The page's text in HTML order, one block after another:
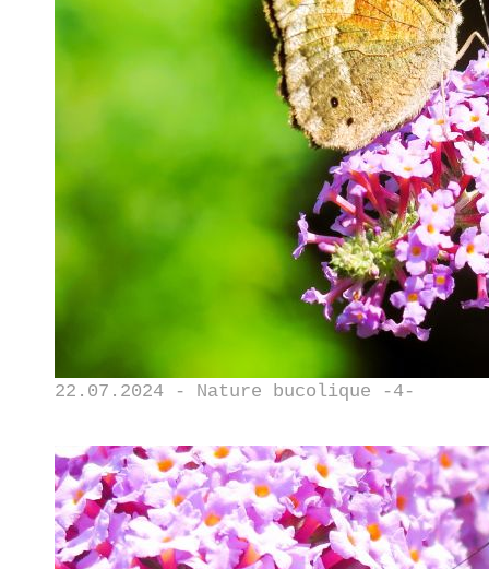
22.07.2024 - Nature bucolique -4-